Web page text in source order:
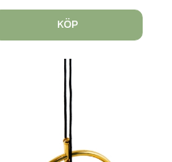
KÖP